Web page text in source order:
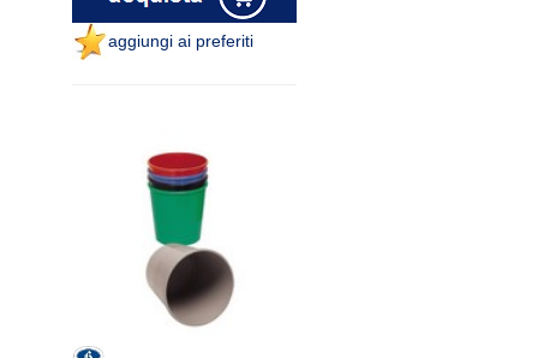
aggiungi ai preferiti